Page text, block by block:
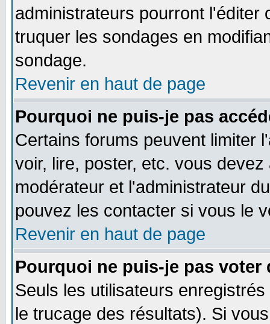
administrateurs pourront l'éditer
truquer les sondages en
sondage.
Revenir en haut de page
Pourquoi ne puis-je pas
Certains forums peuvent limiter
voir, lire, poster, etc. vous
modérateur et l'administrateur
pouvez les contacter si vous le
Revenir en haut de page
Pourquoi ne puis-je pas voter
Seuls les utilisateurs
le trucage des résultats). Si